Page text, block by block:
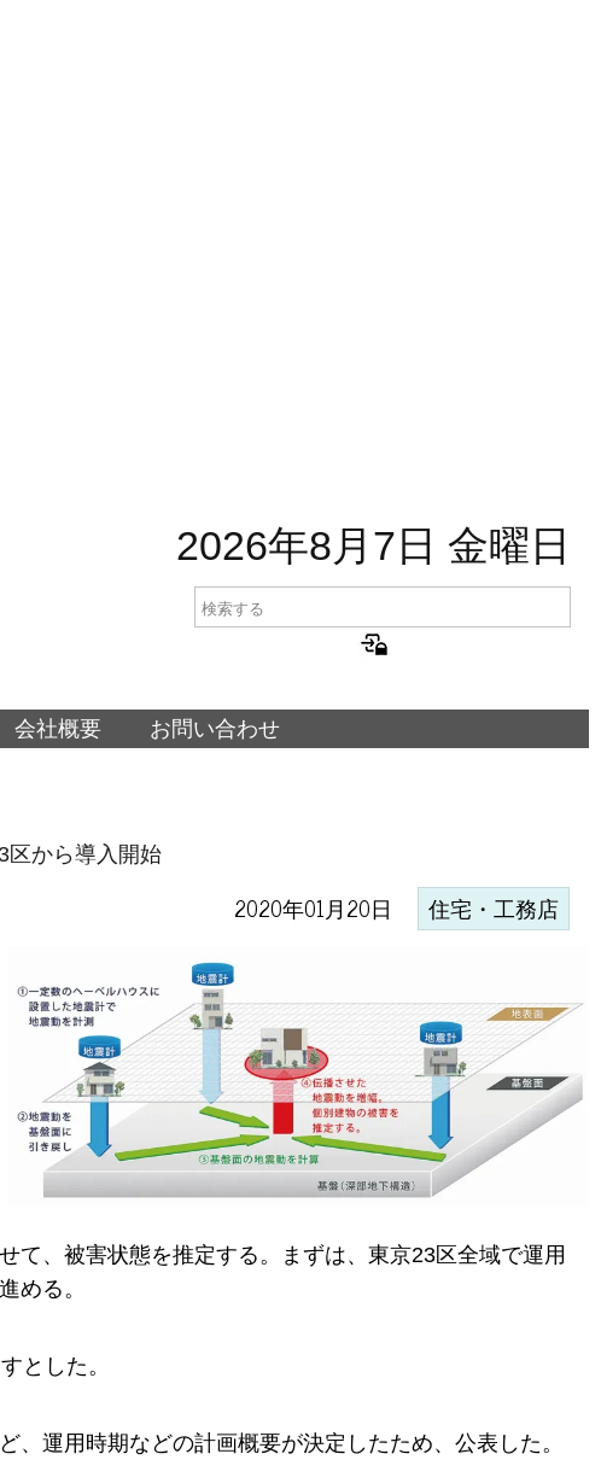
2026年8月7日 金曜日
会社概要 お問い合わせ
区から導入開始
2020年01月20日 住宅・工務店
て、被害状態を推定する。まずは、東京23区全域で運用
める。
とした。
運用時期などの計画概要が決定したため、公表した。